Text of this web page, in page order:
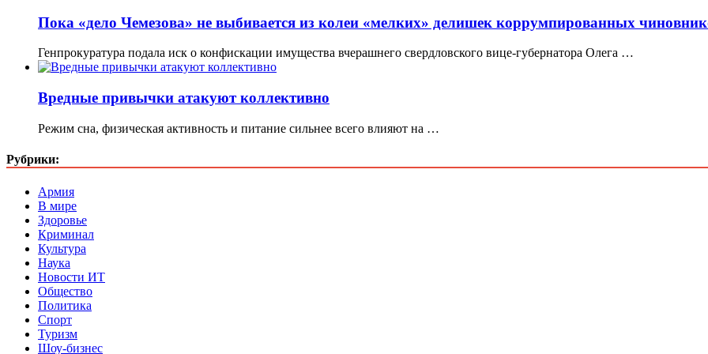
Пока «дело Чемезова» не выбивается из колеи «мелких» делишек коррумпированных
Генпрокуратура подала иск о конфискации имущества вчерашнего свердловского вице-губернатора Олега …
Вредные привычки атакуют коллективно
Режим сна, физическая активность и питание сильнее всего влияют на …
Рубрики:
Армия
В мире
Здоровье
Криминал
Культура
Наука
Новости ИТ
Общество
Политика
Спорт
Туризм
Шоу-бизнес